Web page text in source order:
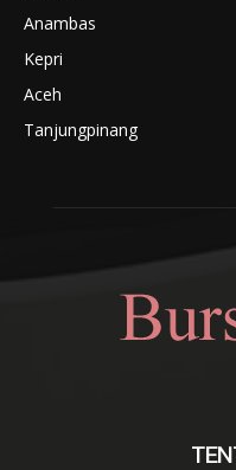
Anambas
Kepri
Aceh
Tanjungpinang